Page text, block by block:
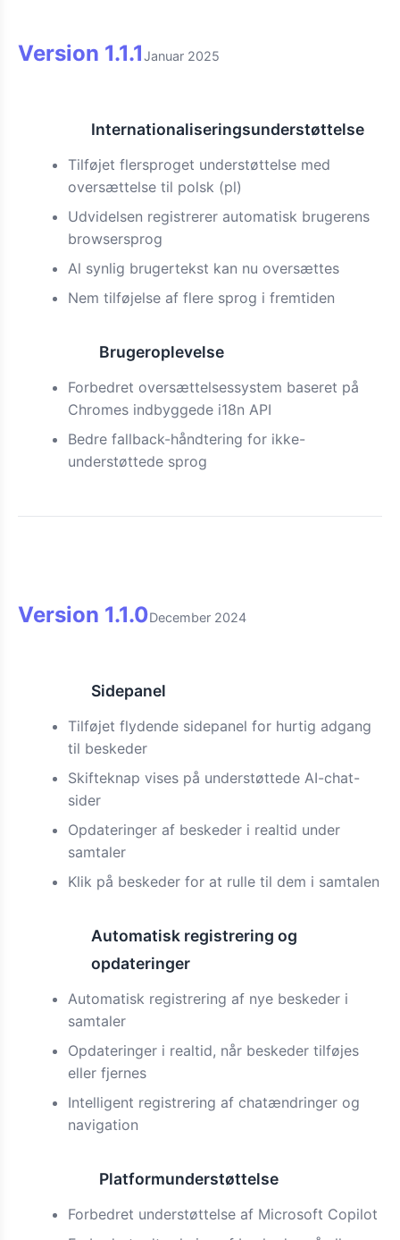
Version 1.1.1Januar 2025
Internationaliseringsunderstøttelse
Tilføjet flersproget understøttelse med
oversættelse til polsk (pl)
Udvidelsen registrerer automatisk brugerens
browsersprog
Al synlig brugertekst kan nu oversættes
Nem tilføjelse af flere sprog i fremtiden
Brugeroplevelse
Forbedret oversættelsessystem baseret på
Chromes indbyggede i18n API
Bedre fallback-håndtering for ikke-
understøttede sprog
Version 1.1.0December 2024
Sidepanel
Tilføjet flydende sidepanel for hurtig adgang
til beskeder
Skifteknap vises på understøttede AI-chat-
sider
Opdateringer af beskeder i realtid under
samtaler
Klik på beskeder for at rulle til dem i samtalen
Automatisk registrering og
opdateringer
Automatisk registrering af nye beskeder i
samtaler
Opdateringer i realtid, når beskeder tilføjes
eller fjernes
Intelligent registrering af chatændringer og
navigation
Platformunderstøttelse
Forbedret understøttelse af Microsoft Copilot